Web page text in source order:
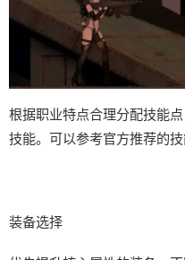
根据职业特点合理分配技能
技能。可以参考官方推荐的技
装备选择